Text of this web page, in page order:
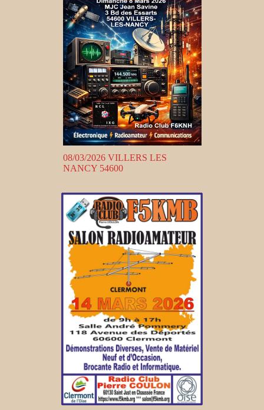
08/03/2026 VILLERS LES
NANCY 54600